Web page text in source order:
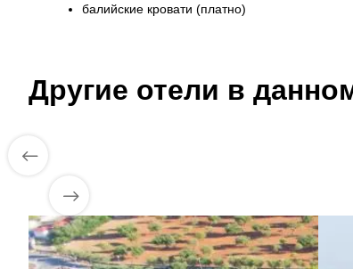
балийские кровати (платно)
Другие отели в